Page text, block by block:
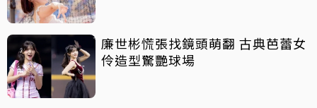
廉世彬慌張找鏡頭萌翻 古典芭蕾女
伶造型驚艷球場